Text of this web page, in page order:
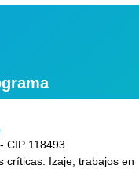
CIP 118493
críticas: Izaje, trabajos en